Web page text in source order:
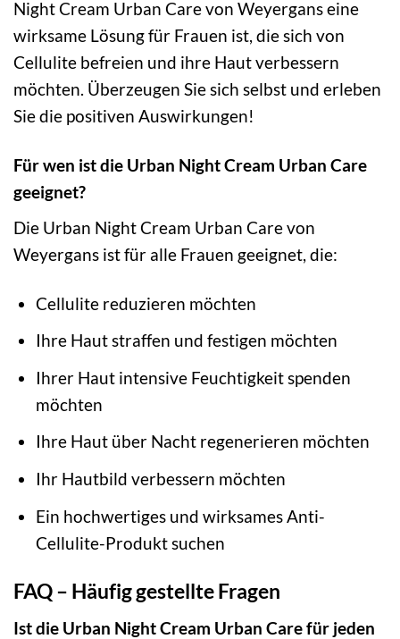
Night Cream Urban Care von Weyergans eine
wirksame Lösung für Frauen ist, die sich von
Cellulite befreien und ihre Haut verbessern
möchten. Überzeugen Sie sich selbst und erleben
Sie die positiven Auswirkungen!
Für wen ist die Urban Night Cream Urban Care
geeignet?
Die Urban Night Cream Urban Care von
Weyergans ist für alle Frauen geeignet, die:
Cellulite reduzieren möchten
Ihre Haut straffen und festigen möchten
Ihrer Haut intensive Feuchtigkeit spenden
möchten
Ihre Haut über Nacht regenerieren möchten
Ihr Hautbild verbessern möchten
Ein hochwertiges und wirksames Anti-
Cellulite-Produkt suchen
FAQ – Häufig gestellte Fragen
Ist die Urban Night Cream Urban Care für jeden